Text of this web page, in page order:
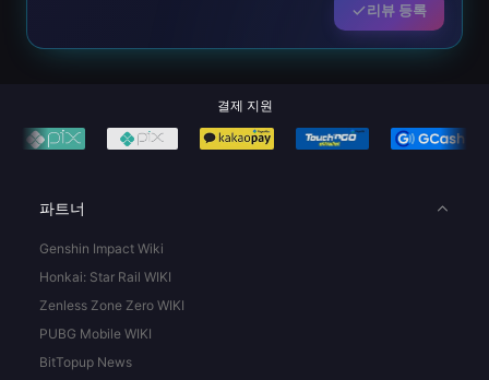
리뷰 등록
결제 지원
파트너
Genshin Impact Wiki
Honkai: Star Rail WIKI
Zenless Zone Zero WIKI
PUBG Mobile WIKI
BitTopup News